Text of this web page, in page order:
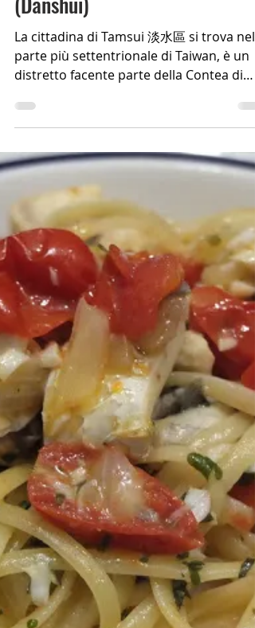
Callari Damiano
Tempo di lettura: 5 min
La cittadina di Tamsui 淡水
(Danshui)
La cittadina di Tamsui 淡水區 si trova
parte più settentrionale di Taiwan, è un
distretto facente parte della Contea di
Nuova Taipei